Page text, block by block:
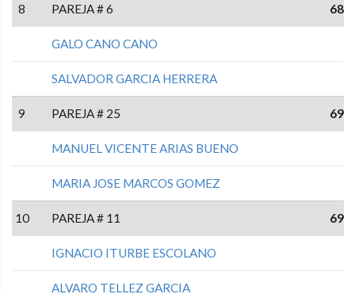
8 PAREJA # 6 68
GALO CANO CANO
SALVADOR GARCIA HERRERA
9 PAREJA # 25 69
MANUEL VICENTE ARIAS BUENO
MARIA JOSE MARCOS GOMEZ
10 PAREJA # 11 69
IGNACIO ITURBE ESCOLANO
ALVARO TELLEZ GARCIA